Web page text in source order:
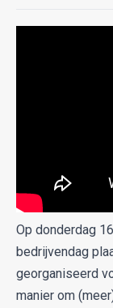
Op donderdag
bedrijvendag
georganiseerd
manier om